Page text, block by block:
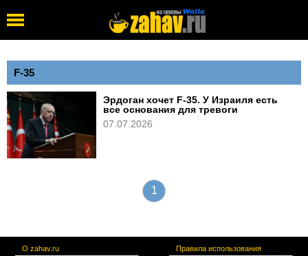
F-35
Эрдоган хочет F-35. У Израиля есть
все основания для тревоги
07.07.2026
1
О zahav.ru
Правила использования